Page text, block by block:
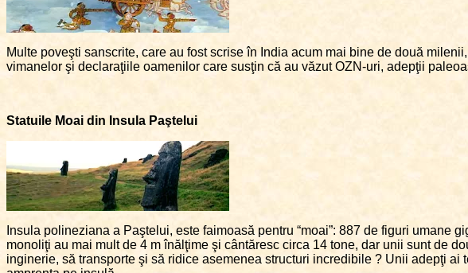
Multe poveşti sanscrite, care au fost scrise în India acum mai bine de două
vimanelor şi declaraţiile oamenilor care susţin că au văzut OZN-uri, adepţii
Statuile Moai din Insula Paştelui
Insula polineziana a Paştelui, este faimoasă pentru “moai”: 887 de figuri
monoliţi au mai mult de 4 m înălţime şi cântăresc circa 14 tone, dar unii sunt de
inginerie, să transporte şi să ridice asemenea structuri incredibile ? Unii adepţi